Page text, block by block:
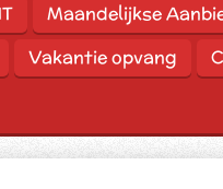
Maandelijkse
Vakantie opvang